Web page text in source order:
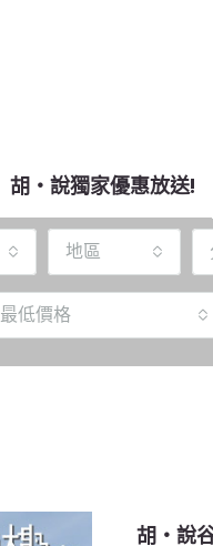
胡‧說獨家優惠放送!
地區
最低價格
胡‧說